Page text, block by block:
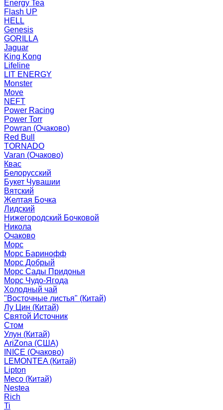
Energy Tea
Flash UP
HELL
Genesis
GORILLA
Jaguar
King Kong
Lifeline
LIT ENERGY
Monster
Move
NEFT
Power Racing
Power Torr
Powran (Очаково)
Red Bull
TORNADO
Varan (Очаково)
Квас
Белорусский
Букет Чувашии
Вятский
Желтая Бочка
Лидский
Нижегородский Бочковой
Никола
Очаково
Морс
Морс Баринофф
Морс Добрый
Морс Сады Придонья
Морс Чудо-Ягода
Холодный чай
"Восточные листья" (Китай)
Лу Цин (Китай)
Святой Источник
Стом
Улун (Китай)
AriZona (США)
INICE (Очаково)
LEMONTEA (Китай)
Lipton
Meco (Китай)
Nestea
Rich
Ti